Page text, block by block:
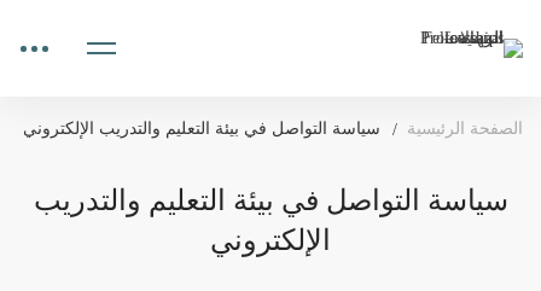
الصفحة الرئيسية سياسة التواصل في بيئة التعليم والتدريب الإلكتروني
سياسة التواصل في بيئة التعليم والتدريب
الإلكتروني